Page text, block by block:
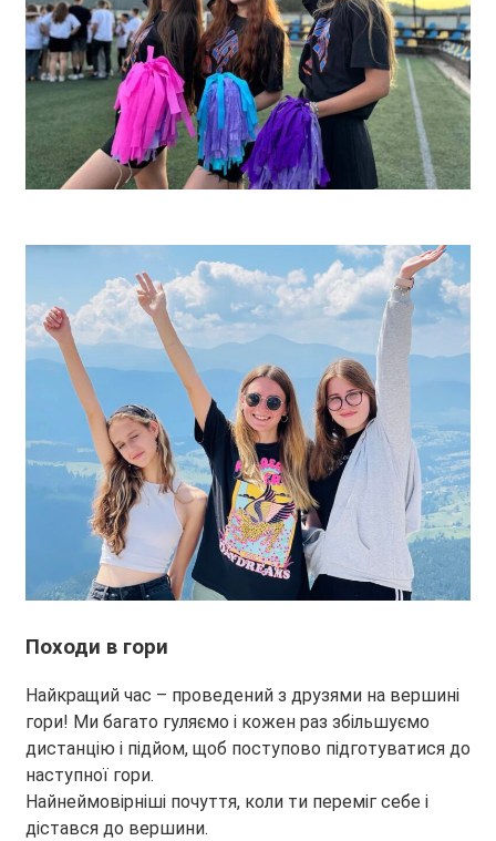
Походи в гори
Найкращий час – проведений з друзями на вершині
гори! Ми багато гуляємо і кожен раз збільшуємо
дистанцію і підйом, щоб поступово підготуватися до
наступної гори.
Найнеймовірніші почуття, коли ти переміг себе і
дістався до вершини.